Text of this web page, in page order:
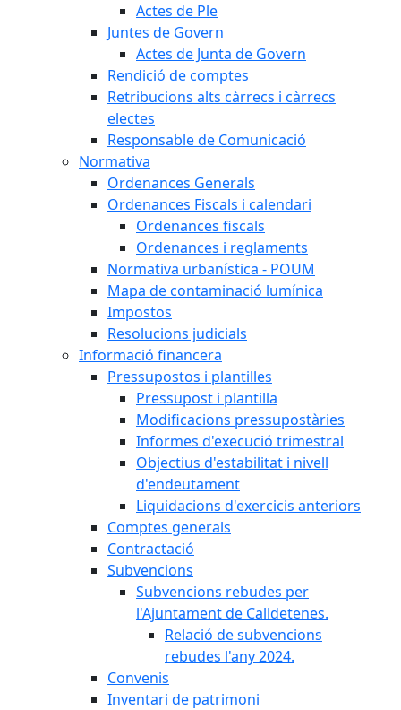
Actes de Ple
Juntes de Govern
Actes de Junta de Govern
Rendició de comptes
Retribucions alts càrrecs i càrrecs
electes
Responsable de Comunicació
Normativa
Ordenances Generals
Ordenances Fiscals i calendari
Ordenances fiscals
Ordenances i reglaments
Normativa urbanística - POUM
Mapa de contaminació lumínica
Impostos
Resolucions judicials
Informació financera
Pressupostos i plantilles
Pressupost i plantilla
Modificacions pressupostàries
Informes d'execució trimestral
Objectius d'estabilitat i nivell
d'endeutament
Liquidacions d'exercicis anteriors
Comptes generals
Contractació
Subvencions
Subvencions rebudes per
l'Ajuntament de Calldetenes.
Relació de subvencions
rebudes l'any 2024.
Convenis
Inventari de patrimoni